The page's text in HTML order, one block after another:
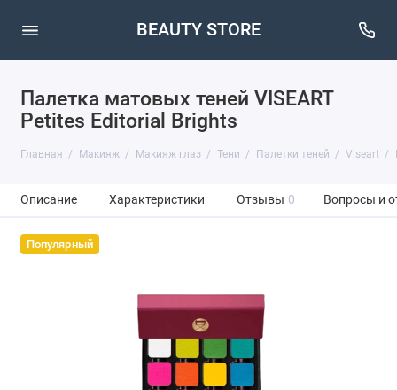
BEAUTY STORE
Палетка матовых теней VISEART
Petites Editorial Brights
Главная Макияж Макияж глаз Тени Палетки теней Viseart
Описание Характеристики Отзывы 0 Вопросы и
Популярный